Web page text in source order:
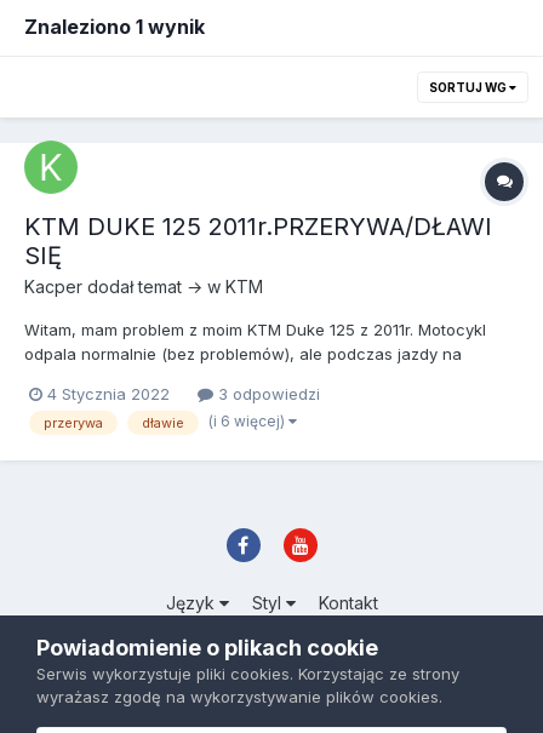
Znaleziono 1 wynik
SORTUJ WG
KTM DUKE 125 2011r.PRZERYWA/DŁAWI
SIĘ
Kacper dodał temat → w KTM
Witam, mam problem z moim KTM Duke 125 z 2011r. Motocykl
odpala normalnie (bez problemów), ale podczas jazdy na
końca zaczyna jakby się dławić/przerywać. Dzieje się tak bez
różnicy od prędkości czy zakresu obrotów w, których się
4 Stycznia 2022 3 odpowiedzi
przerywa dławie (i 6 więcej)
Język Styl Kontakt
Powered by Invision Community
Powiadomienie o plikach cookie
Serwis wykorzystuje pliki cookies. Korzystając ze strony
wyrażasz zgodę na wykorzystywanie plików cookies.